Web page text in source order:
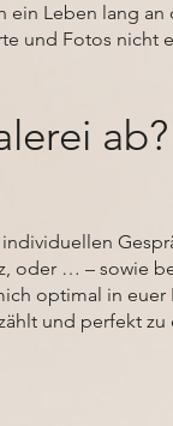
Leben lang
und Fotos
ab?
oder … – sowie
optimal in
und perfekt zu